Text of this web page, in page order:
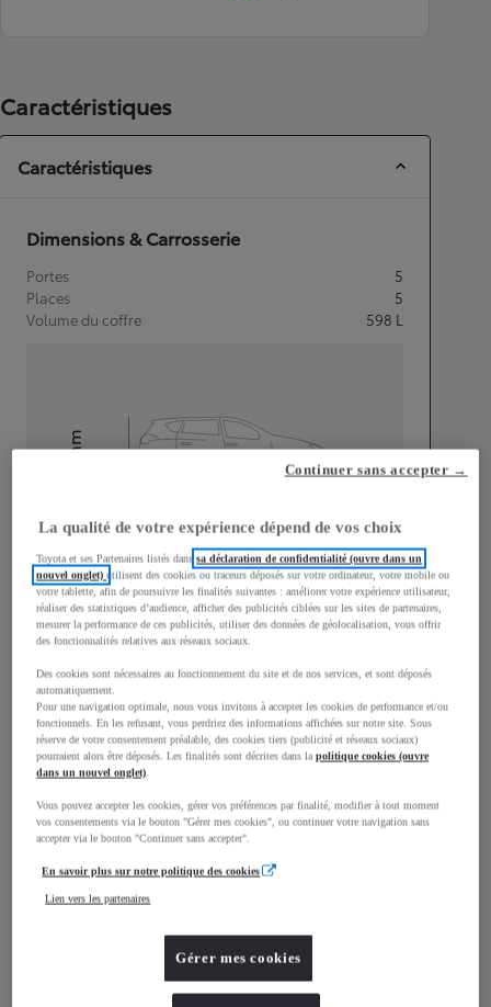
Caractéristiques
Caractéristiques
Dimensions & Carrosserie
Portes
5
Places
5
Volume du coffre
598 L
Longueur
4 650mm
mm
1 790mm
Consommation mixte
Consommation mixte
Émissions CO2
Accélération 0-100km/h
9,2
La qualité de votre expérience dépend de vos choix
Toyota et ses Partenaires listés danssa déclaration de confidentialité (ouvre dans un
nouvel onglet)utilisent des cookies ou traceurs déposés sur votre ordinateur, votre mobile ou
votre tablette, afin de poursuivre les finalités suivantes : améliorer votre expérience utilisateur,
réaliser des statistiques d’audience, afficher des publicités ciblées sur les sites de partenaires,
mesurer la performance de ces publicités, utiliser des données de géolocalisation, vous offrir
des fonctionnalités relatives aux réseaux sociaux.
Des cookies sont nécessaires au fonctionnement du site et de nos services, et sont déposés
automatiquement.
Pour une navigation optimale, nous vous invitons à accepter les cookies de performance et/ou
fonctionnels. En les refusant, vous perdriez des informations affichées sur notre site. Sous
réserve de votre consentement préalable, des cookies tiers (publicité et réseaux sociaux)
pourraient alors être déposés. Les finalités sont décrites dans lapolitique cookies (ouvre
dans un nouvel onglet).
Vous pouvez accepter les cookies, gérer vos préférences par finalité, modifier à tout moment
vos consentements via le bouton "Gérer mes cookies", ou continuer votre navigation sans
accepter via le bouton "Continuer sans accepter".
En savoir plus sur notre politique des cookies
Lien vers les partenaires
Gérer mes cookies
Continuer sans accepter →